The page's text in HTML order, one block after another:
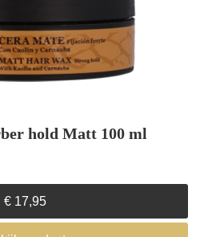
hold Matt 100 ml
€17,95